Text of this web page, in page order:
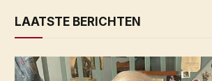
LAATSTE BERICHTEN